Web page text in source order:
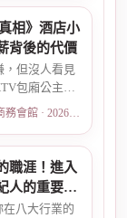
相》酒店小
背後的代價
，但沒人看見
包廂公主首
客人...
館 · 2026-05-10
職涯！進入
人的重要性
在八大行業的